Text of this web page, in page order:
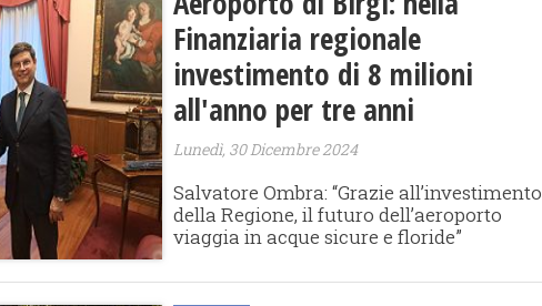
Finanziaria regionale
investimento di 8 milioni
all'anno per tre anni
Lunedì, 30 Dicembre 2024
Salvatore Ombra: “Grazie all’investimento
della Regione, il futuro dell’aeroporto
viaggia in acque sicure e floride”